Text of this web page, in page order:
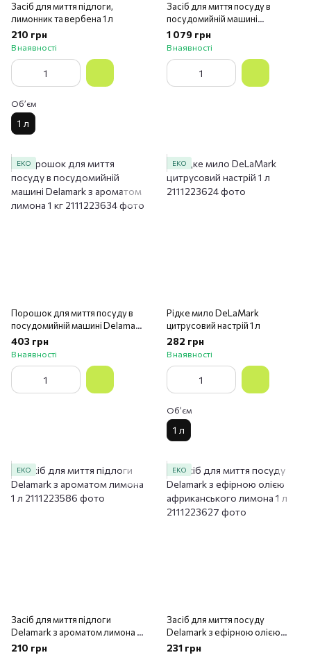
Засіб для миття підлоги,
лимонник та вербена 1 л
210 грн
В наявності
Обʼєм
1 л
Засіб для миття посуду в
посудомийній машині
DeLaMark 3 кг
1 079 грн
В наявності
ЕКО
Порошок для миття посуду в
посудомийній машині Delamark
з ароматом лимона 1 кг
403 грн
В наявності
ЕКО
Рідке мило DeLaMark
цитрусовий настрій 1 л
282 грн
В наявності
Обʼєм
1 л
ЕКО
Засіб для миття підлоги
Delamark з ароматом лимона 1
л
210 грн
ЕКО
Засіб для миття посуду
Delamark з ефірною олією
африканського лимона 1 л
231 грн